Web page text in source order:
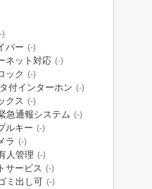
)
バー (-)
ネット対応 (-)
ック (-)
付インターホン (-)
クス (-)
急通報システム (-)
ルキー (-)
ラ (-)
人管理 (-)
サービス (-)
ミ出し可 (-)